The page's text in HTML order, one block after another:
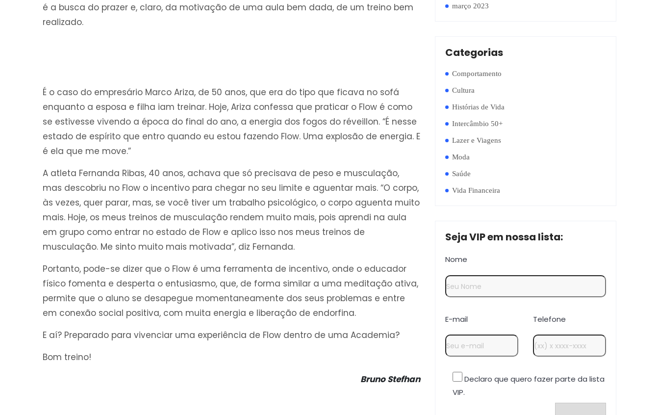
é a busca do prazer e, claro, da motivação de uma aula bem dada, de um treino bem
realizado.
É o caso do empresário Marco Ariza, de 50 anos, que era do tipo que ficava no sofá
enquanto a esposa e filha iam treinar. Hoje, Ariza confessa que praticar o Flow é como
se estivesse vivendo a época do final do ano, a energia dos fogos do réveillon. “É nesse
estado de espírito que entro quando eu estou fazendo Flow. Uma explosão de energia. E
é ela que me move.”
A atleta Fernanda Ribas, 40 anos, achava que só precisava de peso e musculação,
mas descobriu no Flow o incentivo para chegar no seu limite e aguentar mais. “O corpo,
às vezes, quer parar, mas, se você tiver um trabalho psicológico, o corpo aguenta muito
mais. Hoje, os meus treinos de musculação rendem muito mais, pois aprendi na aula
em grupo como entrar no estado de Flow e aplico isso nos meus treinos de
musculação. Me sinto muito mais motivada”, diz Fernanda.
Portanto, pode-se dizer que o Flow é uma ferramenta de incentivo, onde o educador
físico fomenta e desperta o entusiasmo, que, de forma similar a uma meditação ativa,
permite que o aluno se desapegue momentaneamente dos seus problemas e entre
em conexão social positiva, com muita energia e liberação de endorfina.
E aí? Preparado para vivenciar uma experiência de Flow dentro de uma Academia?
Bom treino!
Bruno Stefhan
março 2023
Categorias
Comportamento
Cultura
Histórias de Vida
Intercâmbio 50+
Lazer e Viagens
Moda
Saúde
Vida Financeira
Seja VIP em nossa lista:
Nome
E-mail Telefone
Declaro que quero fazer parte da lista
VIP.